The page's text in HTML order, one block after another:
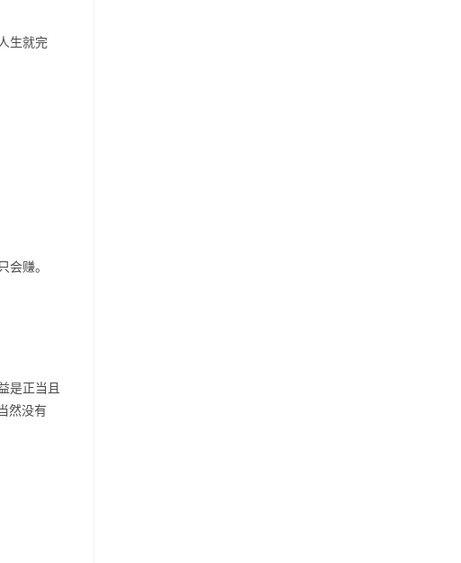
生就完
赚。
是正当且
然没有